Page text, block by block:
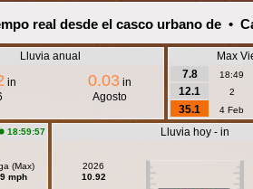
real desde el casco urbano de •
Lluvia anual
in
0.03 in
Agosto
Max
7.8
18:49
12.1
2
35.1
4 Feb
18:59:57
(Max)
mph
Lluvia hoy - in
2026
10.92